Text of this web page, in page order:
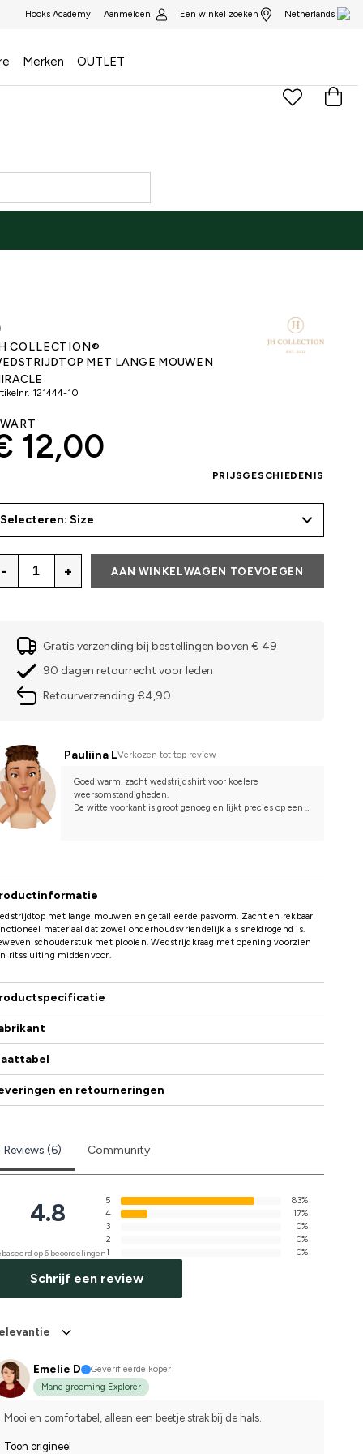
Hööks Academy Aanmelden Een winkel zoeken Netherlands
Merken OUTLET
COLLECTION®
MET LANGE MOUWEN
121444-10
12,00
PRIJSGESCHIEDENIS
Selecteren: Size
- + AAN WINKELWAGEN TOEVOEGEN
Gratis verzending bij bestellingen boven € 49
90 dagen retourrecht voor leden
Retourverzending €4,90
Pauliina LVerkozen tot top review
Goed warm, zacht wedstrijdshirt voor koelere
weersomstandigheden.
De witte voorkant is groot genoeg en lijkt precies op een
met lange mouwen en getailleerde pasvorm. Zacht en rekbaar
materiaal dat zowel onderhoudsvriendelijk als sneldrogend is.
schouderstuk met plooien. Wedstrijdkraag met opening voorzien
ritssluiting middenvoor.
en retourneringen
Reviews (6) Community
4.8
op 6 beoordelingen
5
83%
4
17%
3
0%
2
0%
1
0%
Schrijf een review
Emelie D
Geverifieerde koper
Mane grooming Explorer
Mooi en comfortabel, alleen een beetje strak bij de hals.
Toon origineel